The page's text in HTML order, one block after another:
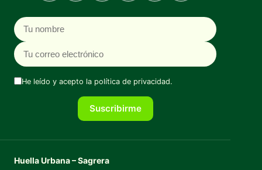
Nombre
Correo electrónico
He leído y acepto la política de privacidad.
Suscribirme
Huella Urbana – Sagrera